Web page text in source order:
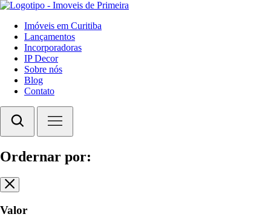
Imóveis em Curitiba
Lançamentos
Incorporadoras
IP Decor
Sobre nós
Blog
Contato
Ordernar por:
Valor